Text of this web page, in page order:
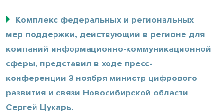
Комплекс федеральных и региональных
мер поддержки, действующий в регионе для
компаний информационно-коммуникационной
сферы, представил в ходе пресс-
конференции 3 ноября министр цифрового
развития и связи Новосибирской области
Сергей Цукарь.